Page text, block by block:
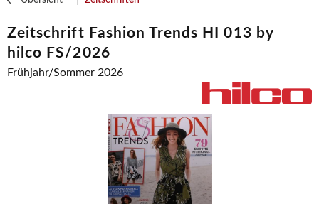
Zeitschrift Fashion Trends HI 013 by
hilco FS/2026
Frühjahr/Sommer 2026